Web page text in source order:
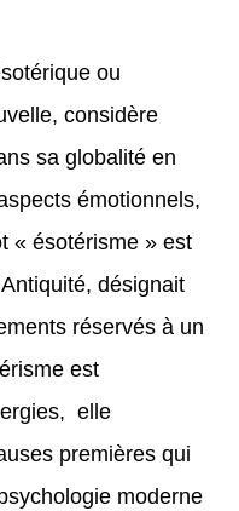
ou
considère
sa globalité en
émotionnels,
« ésotérisme » est
désignait
réservés à un
est
elle
premières qui
moderne